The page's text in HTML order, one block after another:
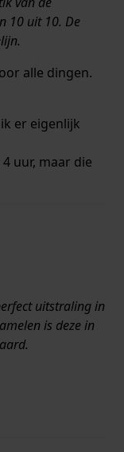
10 uit 10. De
alle dingen.
er eigenlijk
uur, maar die
uitstraling in
is deze in